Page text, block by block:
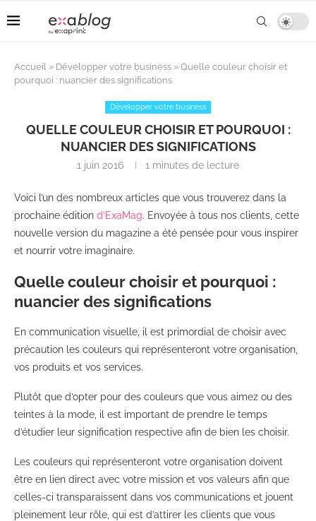
Accueil » Développer votre business » Quelle couleur choisir et
pourquoi : nuancier des significations
Développer votre business
QUELLE COULEUR CHOISIR ET POURQUOI :
NUANCIER DES SIGNIFICATIONS
1 juin 2016 1 minutes de lecture
Voici l’un des nombreux articles que vous trouverez dans la
prochaine édition d’ExaMag. Envoyée à tous nos clients, cette
nouvelle version du magazine a été pensée pour vous inspirer
et nourrir votre imaginaire.
Quelle couleur choisir et pourquoi :
nuancier des significations
En communication visuelle, il est primordial de choisir avec
précaution les couleurs qui représenteront votre organisation,
vos produits et vos services.
Plutôt que d’opter pour des couleurs que vous aimez ou des
teintes à la mode, il est important de prendre le temps
d’étudier leur signification respective afin de bien les choisir.
Les couleurs qui représenteront votre organisation doivent
être en lien direct avec votre mission et vos valeurs afin que
celles-ci transparaissent dans vos communications et jouent
pleinement leur rôle, qui est d’attirer les clients que vous